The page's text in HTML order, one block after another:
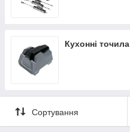
Кухонні точила
Сортування